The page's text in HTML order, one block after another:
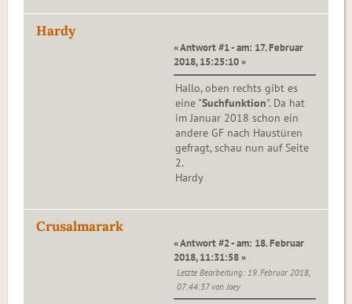
Hardy
« Antwort #1 - am: 17. Februar
2018, 15:25:10 »
Hallo, oben rechts gibt es
eine "Suchfunktion". Da hat
im Januar 2018 schon ein
andere GF nach Haustüren
gefragt, schau nun auf Seite
2.
Hardy
Crusalmarark
« Antwort #2 - am: 18. Februar
2018, 11:31:58 »
Letzte Bearbeitung: 19. Februar 2018,
07:44:37 von Joey